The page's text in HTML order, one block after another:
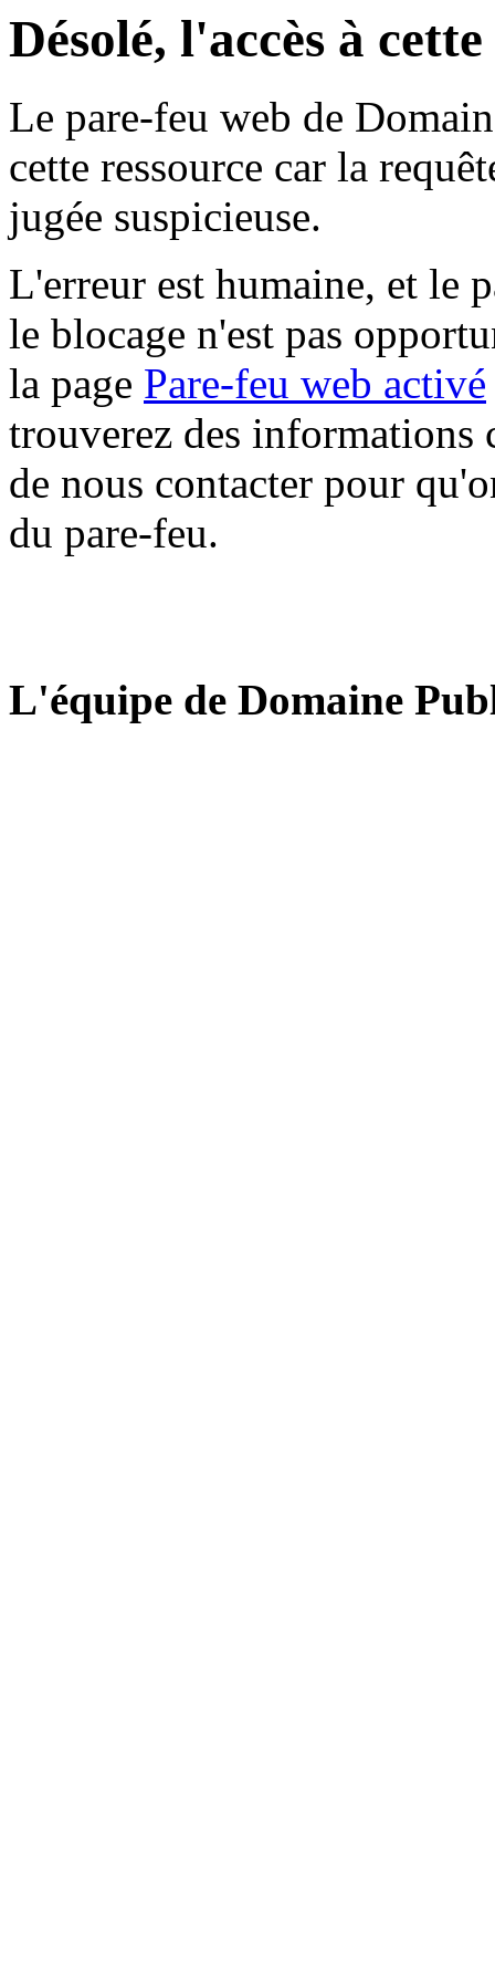
Désolé, l'accès à
Le pare-feu web de
cette ressource car la
jugée suspicieuse.
L'erreur est humaine, et le
le blocage n'est pas
la page Pare-feu web activé
trouverez des informations
de nous contacter pour
du pare-feu.
L'équipe de Domaine